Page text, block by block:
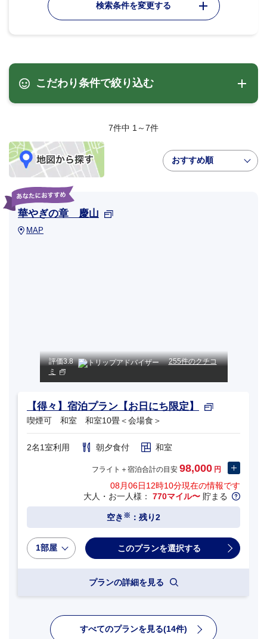
検索条件を変更する
こだわり条件で絞り込む
7件中 1～7件
おすすめ順
華やぎの章 慶山
MAP
評価3.8
255件のクチコ
ミ
【得々】宿泊プラン【お日にち限定】
喫煙可 和室 和室10畳＜会場食＞
2名1室利用 朝夕食付 和室
フライト＋宿泊合計の目安 98,000 円
08月06日12時10分現在の情報です
大人・お一人様： 770マイル〜 貯まる
空き ※ ：残り2
1部屋
プランの詳細を見る
すべてのプランを見る(14件)